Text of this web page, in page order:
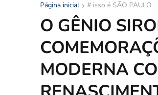
Página inicial # isso é SÃO PAULO
O GÊNIO
MODERNA